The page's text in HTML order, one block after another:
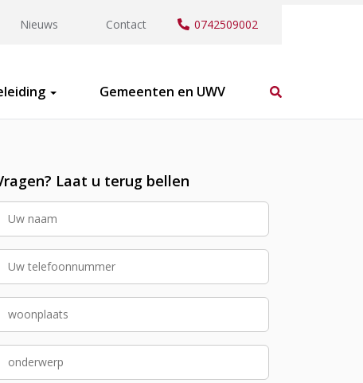
Nieuws Contact 0742509002
Gemeenten en UWV
Laat u terug bellen